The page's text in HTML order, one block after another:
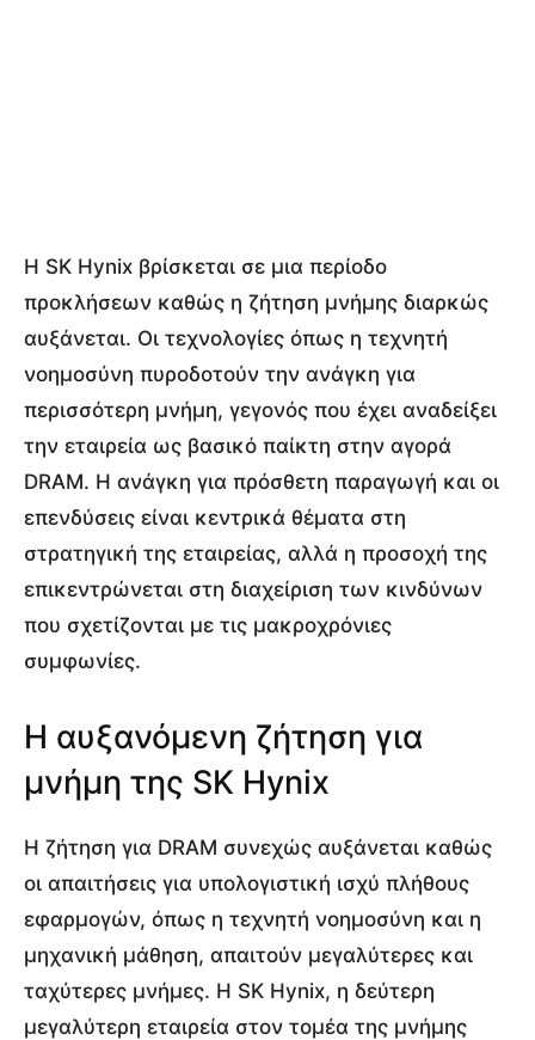
Η SK Hynix βρίσκεται σε μια περίοδο
προκλήσεων καθώς η ζήτηση μνήμης διαρκώς
αυξάνεται. Οι τεχνολογίες όπως η τεχνητή
νοημοσύνη πυροδοτούν την ανάγκη για
περισσότερη μνήμη, γεγονός που έχει αναδείξει
την εταιρεία ως βασικό παίκτη στην αγορά
DRAM. Η ανάγκη για πρόσθετη παραγωγή και οι
επενδύσεις είναι κεντρικά θέματα στη
στρατηγική της εταιρείας, αλλά η προσοχή της
επικεντρώνεται στη διαχείριση των κινδύνων
που σχετίζονται με τις μακροχρόνιες
συμφωνίες.
Η αυξανόμενη ζήτηση για
μνήμη της SK Hynix
Η ζήτηση για DRAM συνεχώς αυξάνεται καθώς
οι απαιτήσεις για υπολογιστική ισχύ πλήθους
εφαρμογών, όπως η τεχνητή νοημοσύνη και η
μηχανική μάθηση, απαιτούν μεγαλύτερες και
ταχύτερες μνήμες. Η SK Hynix, η δεύτερη
μεγαλύτερη εταιρεία στον τομέα της μνήμης